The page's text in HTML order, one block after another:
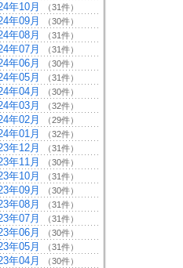
年10月 （31件）
年09月 （30件）
年08月 （31件）
年07月 （31件）
年06月 （30件）
年05月 （31件）
年04月 （30件）
年03月 （32件）
年02月 （29件）
年01月 （32件）
年12月 （31件）
年11月 （30件）
年10月 （31件）
年09月 （30件）
年08月 （31件）
年07月 （31件）
年06月 （30件）
年05月 （31件）
年04月 （30件）